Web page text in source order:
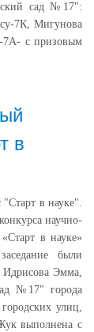
сад №17":
7К, Мигунова
7А- с призовым
в
в науке".
научно-
в науке»
были
Идрисова Эмма,
№17" города
улиц,
выполнена с